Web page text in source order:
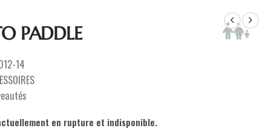
PADDLE
14
en rupture et indisponible.